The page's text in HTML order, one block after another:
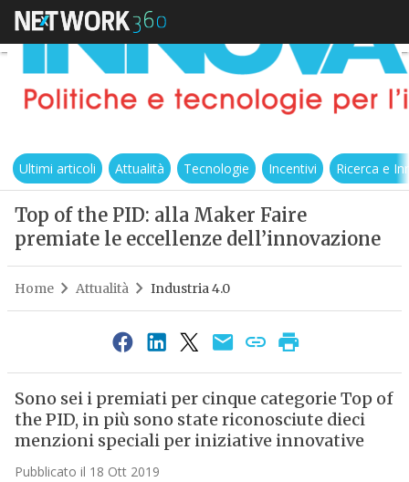
Ultimi articoli Attualità Tecnologie Incentivi Ricerca e
Top of the PID: alla Maker Faire
premiate le eccellenze dell’innovazione
Home Attualità Industria 4.0
Sono sei i premiati per cinque categorie Top of
the PID, in più sono state riconosciute dieci
menzioni speciali per iniziative innovative
Pubblicato il 18 Ott 2019